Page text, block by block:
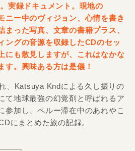
実録ドキュメント。現地の
ニー中のヴィジョン、心情を書き
まった写真、文章の書籍プラス、
ングの音源を収録したCDのセッ
にも散見しますが、これはなかな
す。興味ある方は是儀！
、Katsuya Kndによる久し振りの
て地球最強の幻覚剤と呼ばれるア
参加し、ペルー滞在中のあれやこ
にまとめた旅の記録。